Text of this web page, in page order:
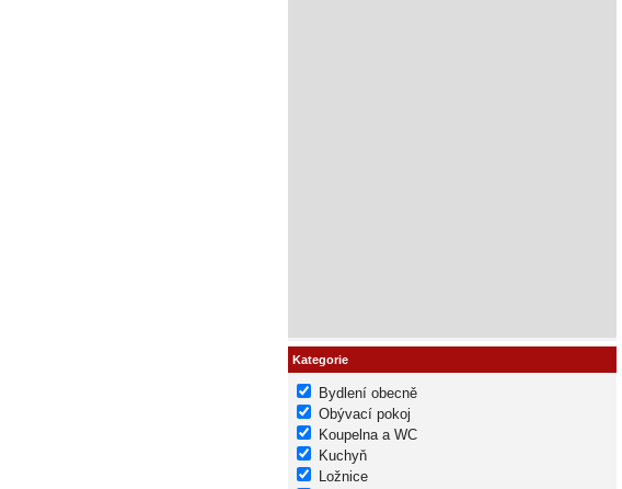
Kategorie
Bydlení obecně
Obývací pokoj
Koupelna a WC
Kuchyň
Ložnice